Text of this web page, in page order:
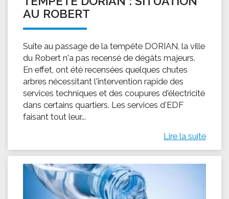
AU ROBERT
Suite au passage de la tempête DORIAN, la ville
du Robert n'a pas recensé de dégâts majeurs.
En effet, ont été recensées quelques chutes
arbres nécessitant l'intervention rapide des
services techniques et des coupures d'électricité
dans certains quartiers. Les services d'EDF
faisant tout leur...
Lire la suite